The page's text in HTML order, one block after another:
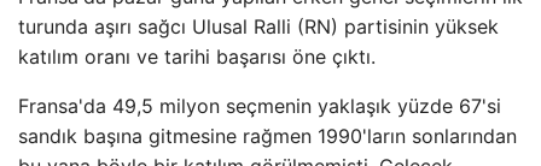
turunda aşırı sağcı Ulusal Ralli (RN) partisinin yüksek
katılım oranı ve tarihi başarısı öne çıktı.
Fransa'da 49,5 milyon seçmenin yaklaşık yüzde 67'si
sandık başına gitmesine rağmen 1990'ların sonlarından